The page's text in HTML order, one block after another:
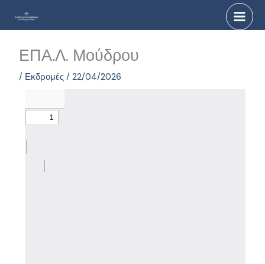
ΕΠΑ.Λ. Μούδρου
/ Εκδρομές /22/04/2026